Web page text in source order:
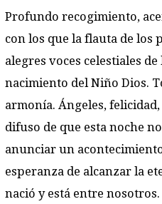
Profundo recogimiento,
con los que la flauta de los
alegres voces celestiales
nacimiento del Niño Dios.
armonía. Ángeles,
difuso de que esta noche
anunciar un
esperanza de alcanzar la
nació y está entre